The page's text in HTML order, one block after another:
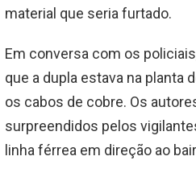
material que seria furtado.
Em conversa com os
que a dupla estava na planta
os cabos de cobre. Os
surpreendidos pelos
linha férrea em direção ao